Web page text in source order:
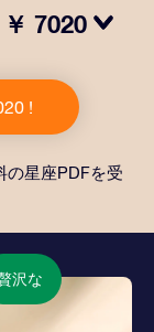
￥ 7020
されたドキュ
いる他、弊社
や友達に永遠
!
の星座PDFを受
沢な